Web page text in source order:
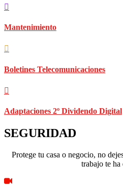
Mantenimiento
Boletines Telecomunicaciones
Adaptaciones 2º Dividendo Digital
SEGURIDAD
Protege tu casa o negocio, no
trabajo te ha